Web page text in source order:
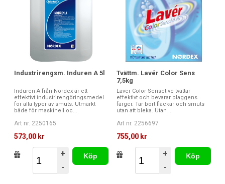
Industrirengsm. Induren A 5l
Induren A från Nordex är ett
effektivt industrirengöringsmedel
för alla typer av smuts. Utmärkt
både för maskinell oc...
Art nr. 2250165
573,00 kr
+
-
Köp
Tvättm. Lavér Color Sens
7,5kg
Laver Color Sensetive tvättar
effektivt och bevarar plaggens
färger. Tar bort fläckar och smuts
utan att bleka. Utan ...
Art nr. 2256697
755,00 kr
+
-
Köp